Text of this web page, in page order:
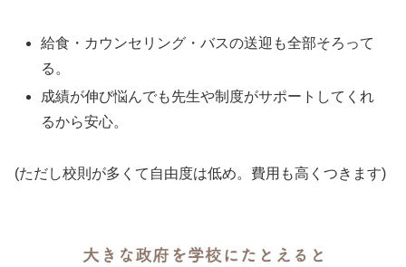
給食・カウンセリング・バスの送迎も全部そろって
る。
成績が伸び悩んでも先生や制度がサポートしてくれ
るから安心。
(ただし校則が多くて自由度は低め。費用も高くつきます)